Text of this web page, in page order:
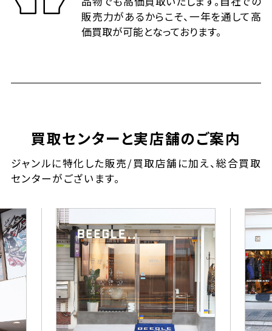
販売力があるからこそ、一年を通して高
価買取が可能となっております。
買取センターと実店舗のご案内
ジャンルに特化した販売/買取店舗に加え、総合買取
センターがございます。